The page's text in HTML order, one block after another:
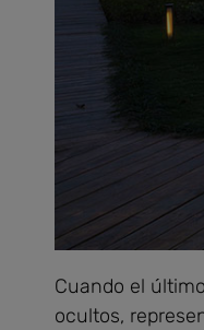
Cuando el
ocultos,